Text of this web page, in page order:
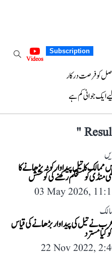
Subscription
Videos
کو فرصت درکار
ایک جوانی کم ہے
"
ممالک کا تیل پیداوار کوٹہ بڑھانے کا
منڈی کو مستحکم رکھنے کی کوشش
03 May 2026,
نے تیل کی پیداوار بڑھانے کی قیاس
کیا مسترد
22 Nov 2022,